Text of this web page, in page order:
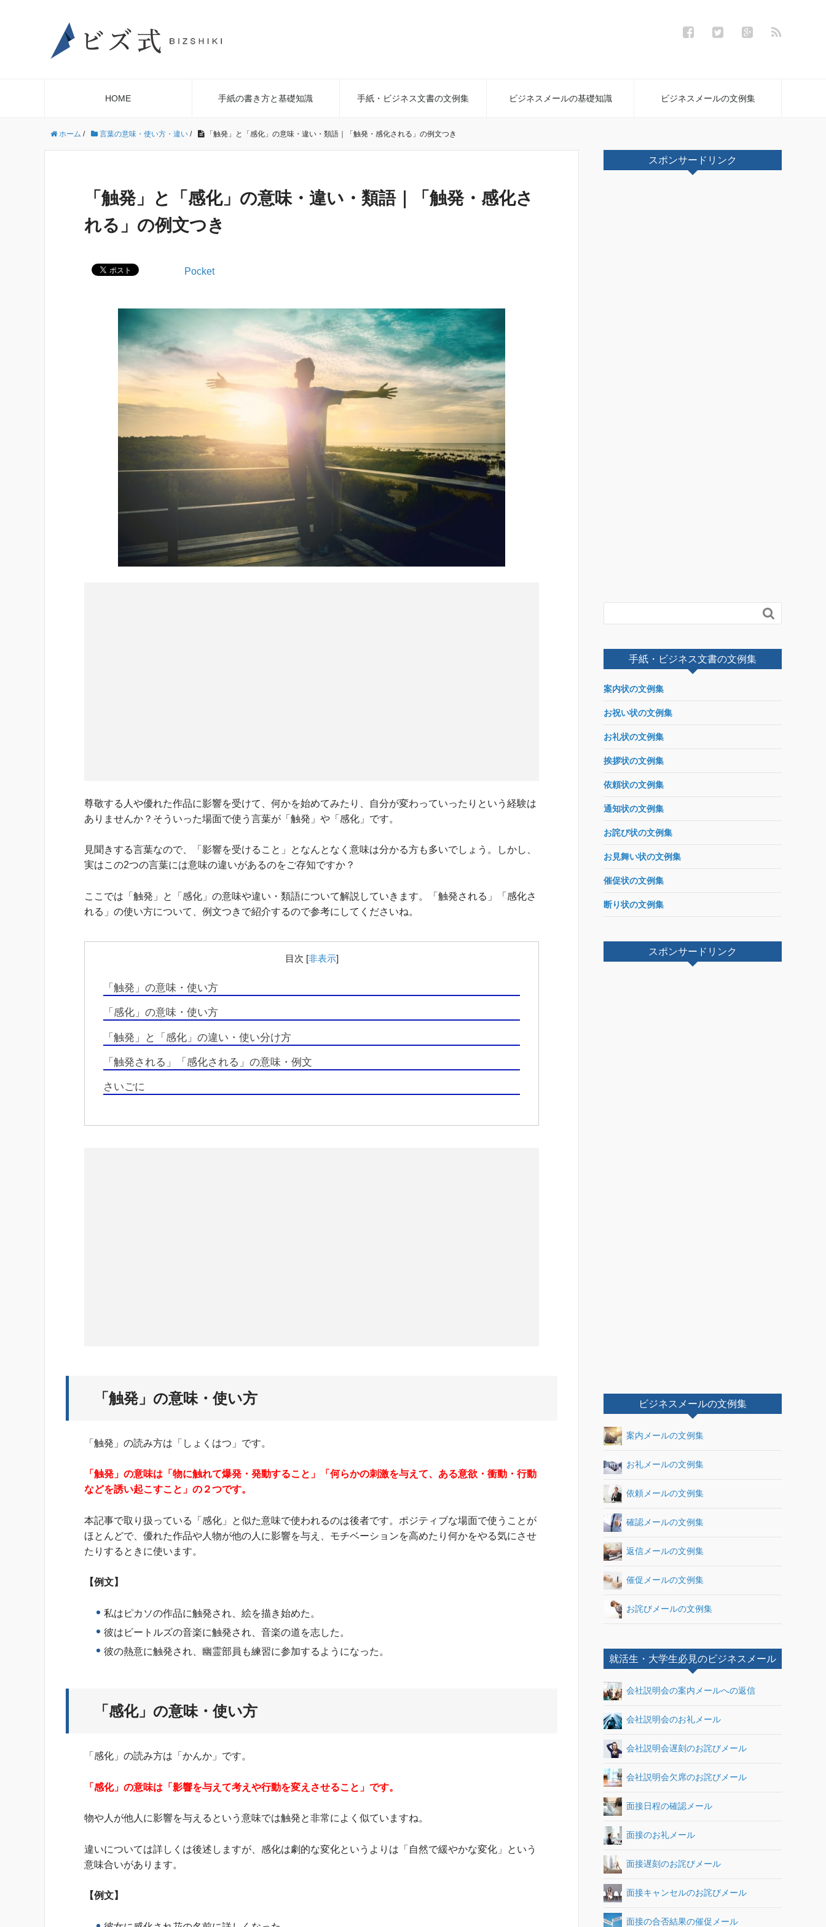
HOME 手紙の書き方と基礎知識 手紙・ビジネス文書の文例集 ビジネスメールの基礎知識 ビジネスメールの文例集
ホーム / 言葉の意味・使い方・違い / 「触発」と「感化」の意味・違い・類語｜「触発・感化される」の例文つき
「触発」と「感化」の意味・違い・類語｜「触発・感化さ
れる」の例文つき
Pocket
尊敬する人や優れた作品に影響を受けて、何かを始めてみたり、自分が変わっていったりという経験は
ありませんか？そういった場面で使う言葉が「触発」や「感化」です。
見聞きする言葉なので、「影響を受けること」となんとなく意味は分かる方も多いでしょう。しかし、
実はこの2つの言葉には意味の違いがあるのをご存知ですか？
ここでは「触発」と「感化」の意味や違い・類語について解説していきます。「触発される」「感化さ
れる」の使い方について、例文つきで紹介するので参考にしてくださいね。
目次 [非表示]
「触発」の意味・使い方
「感化」の意味・使い方
「触発」と「感化」の違い・使い分け方
「触発される」「感化される」の意味・例文
さいごに
「触発」の意味・使い方
「触発」の読み方は「しょくはつ」です。
「触発」の意味は「物に触れて爆発・発動すること」「何らかの刺激を与えて、ある意欲・衝動・行動
などを誘い起こすこと」の２つです。
本記事で取り扱っている「感化」と似た意味で使われるのは後者です。ポジティブな場面で使うことが
ほとんどで、優れた作品や人物が他の人に影響を与え、モチベーションを高めたり何かをやる気にさせ
たりするときに使います。
【例文】
私はピカソの作品に触発され、絵を描き始めた。
彼はビートルズの音楽に触発され、音楽の道を志した。
彼の熱意に触発され、幽霊部員も練習に参加するようになった。
「感化」の意味・使い方
「感化」の読み方は「かんか」です。
「感化」の意味は「影響を与えて考えや行動を変えさせること」です。
物や人が他人に影響を与えるという意味では触発と非常によく似ていますね。
違いについては詳しくは後述しますが、感化は劇的な変化というよりは「自然で緩やかな変化」という
意味合いがあります。
【例文】
スポンサードリンク

手紙・ビジネス文書の文例集
案内状の文例集
お祝い状の文例集
お礼状の文例集
挨拶状の文例集
依頼状の文例集
通知状の文例集
お詫び状の文例集
お見舞い状の文例集
催促状の文例集
断り状の文例集
スポンサードリンク
ビジネスメールの文例集
案内メールの文例集
お礼メールの文例集
依頼メールの文例集
確認メールの文例集
返信メールの文例集
催促メールの文例集
お詫びメールの文例集
就活生・大学生必見のビジネスメール
会社説明会の案内メールへの返信
会社説明会のお礼メール
会社説明会遅刻のお詫びメール
会社説明会欠席のお詫びメール
面接日程の確認メール
面接のお礼メール
面接遅刻のお詫びメール
面接キャンセルのお詫びメール
面接の合否結果の催促メール